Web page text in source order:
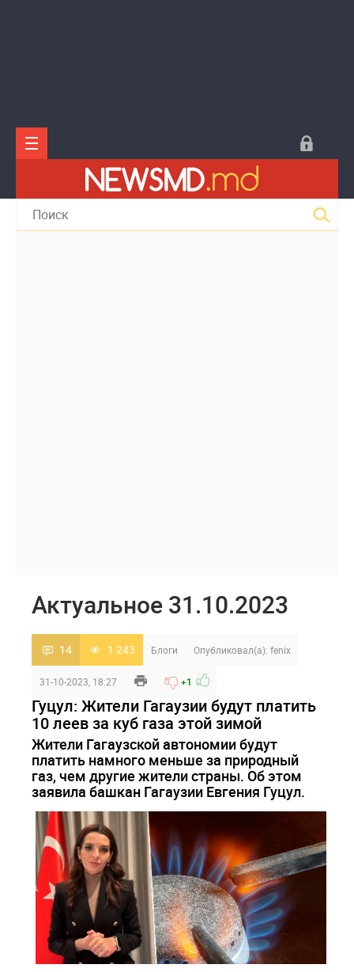
Актуальное 31.10.2023
14 1 243 Блоги Опубликовал(а): fenix
31-10-2023, 18:27 +1
Гуцул: Жители Гагаузии будут платить
10 леев за куб газа этой зимой
Жители Гагаузской автономии будут
платить намного меньше за природный
газ, чем другие жители страны. Об этом
заявила башкан Гагаузии Евгения Гуцул.